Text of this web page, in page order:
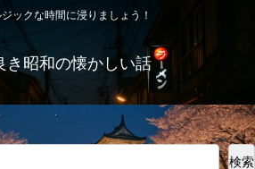
ックな時間に浸りましょう！
き昭和の懐かしい話
検索